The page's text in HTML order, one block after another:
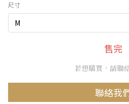
尺寸
售完
若想購買，請聯
聯絡我